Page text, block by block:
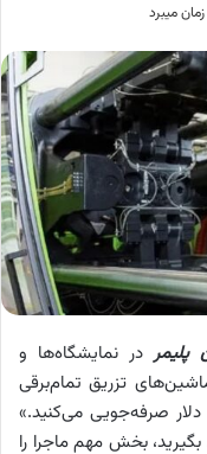
پلیمر در نمایشگاه‌ها و
تزریق تمام‌برقی
صرفه‌جویی می‌کنید.»
بخش مهم ماجرا را